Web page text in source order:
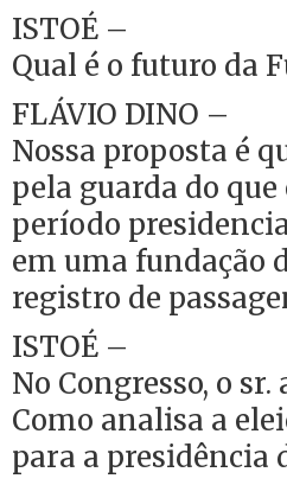
ISTOÉ –
Qual é o futuro da
FLÁVIO DINO –
Nossa proposta é
pela guarda do
período
em uma fundação
registro de
ISTOÉ –
No Congresso, o
Como analisa a
para a presidência